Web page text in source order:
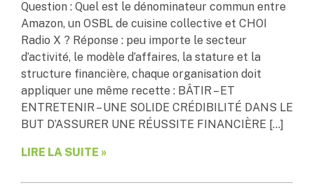
Question : Quel est le dénominateur commun entre
Amazon, un OSBL de cuisine collective et CHOI
Radio X ? Réponse : peu importe le secteur
d’activité, le modèle d’affaires, la stature et la
structure financière, chaque organisation doit
appliquer une même recette : BÂTIR – ET
ENTRETENIR – UNE SOLIDE CRÉDIBILITÉ DANS LE
BUT D’ASSURER UNE RÉUSSITE FINANCIÈRE […]
LIRE LA SUITE »